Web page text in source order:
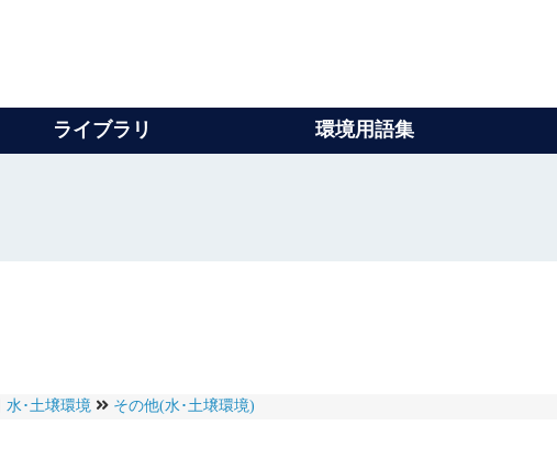
ライブラリ 環境用語集
水･土壌環境 その他(水･土壌環境)